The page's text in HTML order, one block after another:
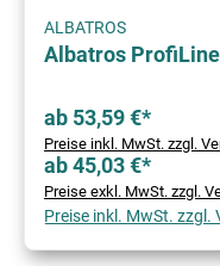
ALBATROS
Albatros
ab 53,59 €*
Preise inkl. MwSt. zzgl.
ab 45,03 €*
Preise exkl. MwSt. zzgl.
Preise inkl. MwSt. zzgl.